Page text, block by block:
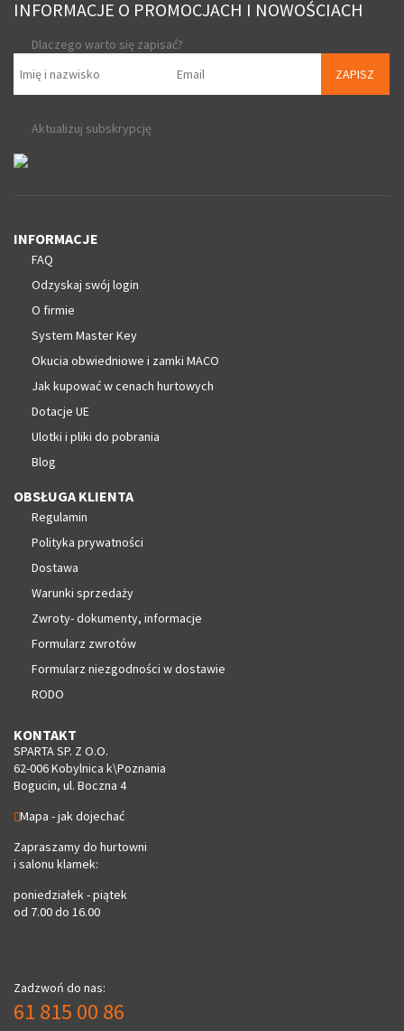
INFORMACJE O PROMOCJACH I NOWOŚCIACH
Dlaczego warto się zapisać?
ZAPISZ
Aktualizuj subskrypcję
INFORMACJE
FAQ
Odzyskaj swój login
O firmie
System Master Key
Okucia obwiedniowe i zamki MACO
Jak kupować w cenach hurtowych
Dotacje UE
Ulotki i pliki do pobrania
Blog
OBSŁUGA KLIENTA
Regulamin
Polityka prywatności
Dostawa
Warunki sprzedaży
Zwroty- dokumenty, informacje
Formularz zwrotów
Formularz niezgodności w dostawie
RODO
KONTAKT
SPARTA SP. Z O.O.
62-006 Kobylnica k\Poznania
Bogucin, ul. Boczna 4
Mapa - jak dojechać
Zapraszamy do hurtowni
i salonu klamek:
poniedziałek - piątek
od 7.00 do 16.00
Zadzwoń do nas:
61 815 00 86